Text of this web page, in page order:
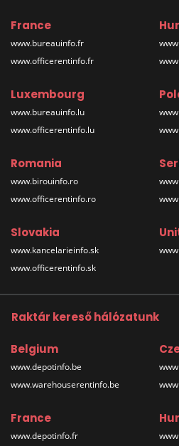
France
www.bureauinfo.fr
www.officerentinfo.fr
Luxembourg
www.bureauinfo.lu
www.officerentinfo.lu
Romania
www.birouinfo.ro
www.officerentinfo.ro
Slovakia
www.kancelarieinfo.sk
www.officerentinfo.sk
Raktár kereső hálózatunk
Belgium
www.depotinfo.be
www.warehouserentinfo.be
France
www.depotinfo.fr